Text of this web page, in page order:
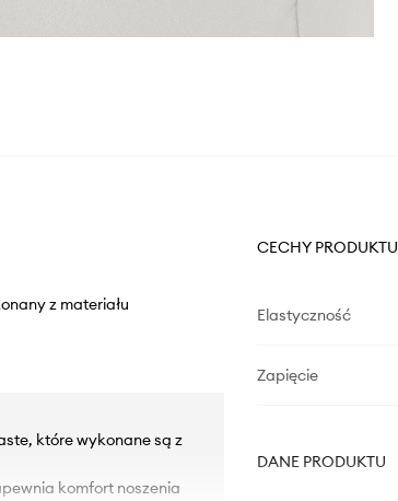
z materiału
które wykonane są z
komfort noszenia
CECHY PRODUKTU
Elastyczność
Zapięcie
DANE PRODUKTU